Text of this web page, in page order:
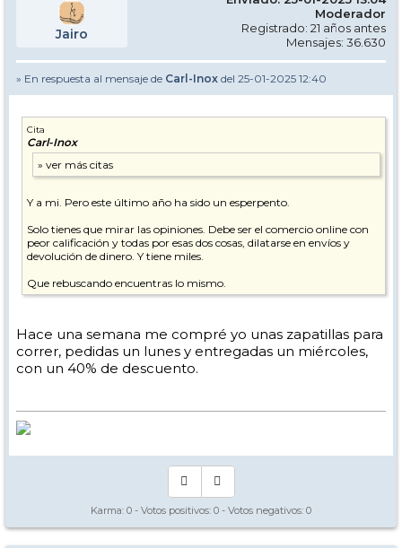
Jairo
Moderador
Registrado: 21 años antes
Mensajes: 36.630
» En respuesta al mensaje de Carl-Inox del 25-01-2025 12:40
Cita
Carl-Inox
Y a mi. Pero este último año ha sido un esperpento.
Solo tienes que mirar las opiniones. Debe ser el comercio online con
peor calificación y todas por esas dos cosas, dilatarse en envíos y
devolución de dinero. Y tiene miles.
Que rebuscando encuentras lo mismo.
Hace una semana me compré yo unas zapatillas para
correr, pedidas un lunes y entregadas un miércoles,
con un 40% de descuento.
Karma: 0 - Votos positivos: 0 - Votos negativos: 0